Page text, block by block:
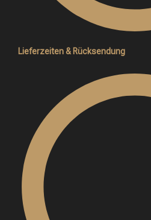
Lieferzeiten & Rücksendung